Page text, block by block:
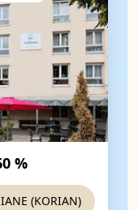
%
(KORIAN)